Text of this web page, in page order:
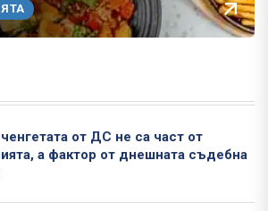
от ДС не са част от
а фактор от днешната съдебна